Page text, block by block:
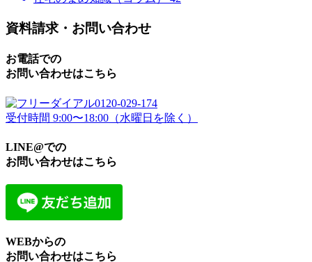
資料請求・お問い合わせ
お電話での
お問い合わせはこちら
0120-029-174
受付時間 9:00〜18:00（水曜日を除く）
LINE@での
お問い合わせはこちら
WEBからの
お問い合わせはこちら